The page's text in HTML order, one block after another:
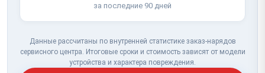
за последние 90 дней
Данные рассчитаны по внутренней статистике заказ-нарядов
сервисного центра. Итоговые сроки и стоимость зависят от модели
устройства и характера повреждения.